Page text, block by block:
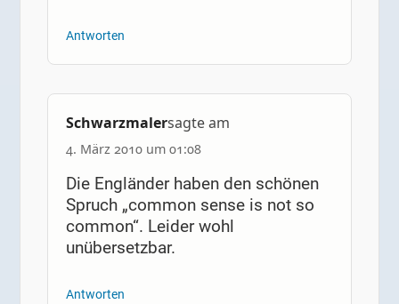
Antworten
Schwarzmalersagte am
4. März 2010 um 01:08
Die Engländer haben den schönen
Spruch „common sense is not so
common“. Leider wohl
unübersetzbar.
Antworten